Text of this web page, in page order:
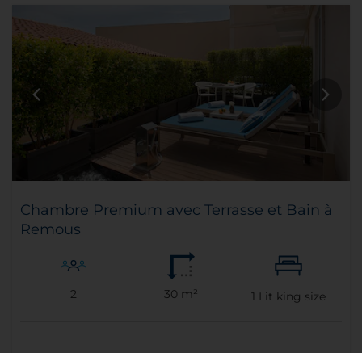
Chambre Premium avec Terrasse et Bain à
Remous
2 30 m² 1 Lit king size